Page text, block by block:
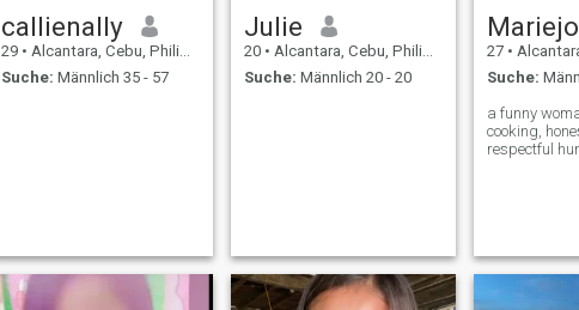
callienally
29 • Alcantara, Cebu, Philippinen
Suche: Männlich 35 - 57
Julie
20 • Alcantara, Cebu, Philippinen
Suche: Männlich 20 - 20
27 • Alcantara,
Suche:
a funny
cooking,
respectful